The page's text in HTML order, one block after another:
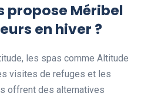
propose Méribel
en hiver ?
les spas comme Altitude
visites de refuges et les
offrent des alternatives